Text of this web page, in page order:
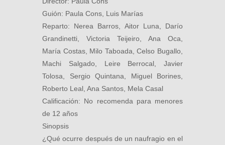
Guión: Paula Cons, Luis Marías
Reparto: Nerea Barros, Aitor Luna, Darío
Grandinetti, Victoria Teijeiro, Ana Oca,
María Costas, Milo Taboada, Celso Bugallo,
Machi Salgado, Leire Berrocal, Javier
Tolosa, Sergio Quintana, Miguel Borines,
Roberto Leal, Ana Santos, Mela Casal
Calificación: No recomenda para menores
de 12 años
Sinopsis
¿Qué ocurre después de un naufragio en el